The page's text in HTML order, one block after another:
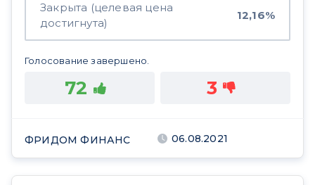
Закрыта (целевая цена
достигнута)
12,16%
Голосование завершено.
72 3
ФРИДОМ ФИНАНС 06.08.2021